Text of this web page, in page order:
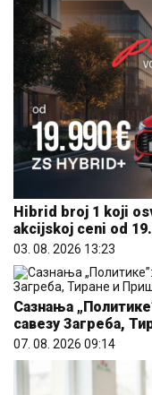
Hibrid broj 1 koji
akcijskoj ceni od
03. 08. 2026 13:23
Сазнања
савезу Загреба,
07. 08. 2026 09:14